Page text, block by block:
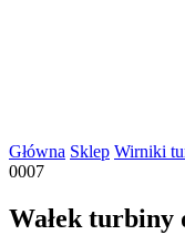
Główna Sklep Wirniki
0007
Wałek turbiny